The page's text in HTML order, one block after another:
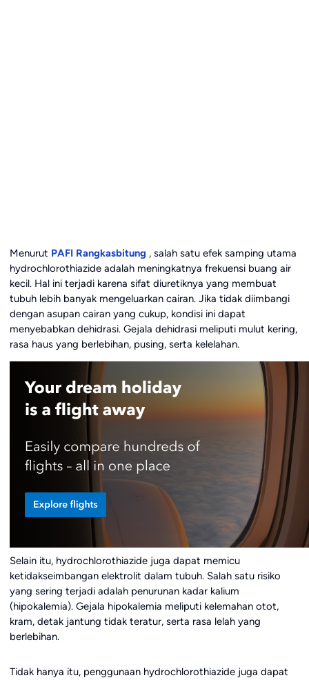
Menurut PAFI Rangkasbitung , salah satu efek samping utama
hydrochlorothiazide adalah meningkatnya frekuensi buang air
kecil. Hal ini terjadi karena sifat diuretiknya yang membuat
tubuh lebih banyak mengeluarkan cairan. Jika tidak diimbangi
dengan asupan cairan yang cukup, kondisi ini dapat
menyebabkan dehidrasi. Gejala dehidrasi meliputi mulut kering,
rasa haus yang berlebihan, pusing, serta kelelahan.
Selain itu, hydrochlorothiazide juga dapat memicu
ketidakseimbangan elektrolit dalam tubuh. Salah satu risiko
yang sering terjadi adalah penurunan kadar kalium
(hipokalemia). Gejala hipokalemia meliputi kelemahan otot,
kram, detak jantung tidak teratur, serta rasa lelah yang
berlebihan.
Tidak hanya itu, penggunaan hydrochlorothiazide juga dapat